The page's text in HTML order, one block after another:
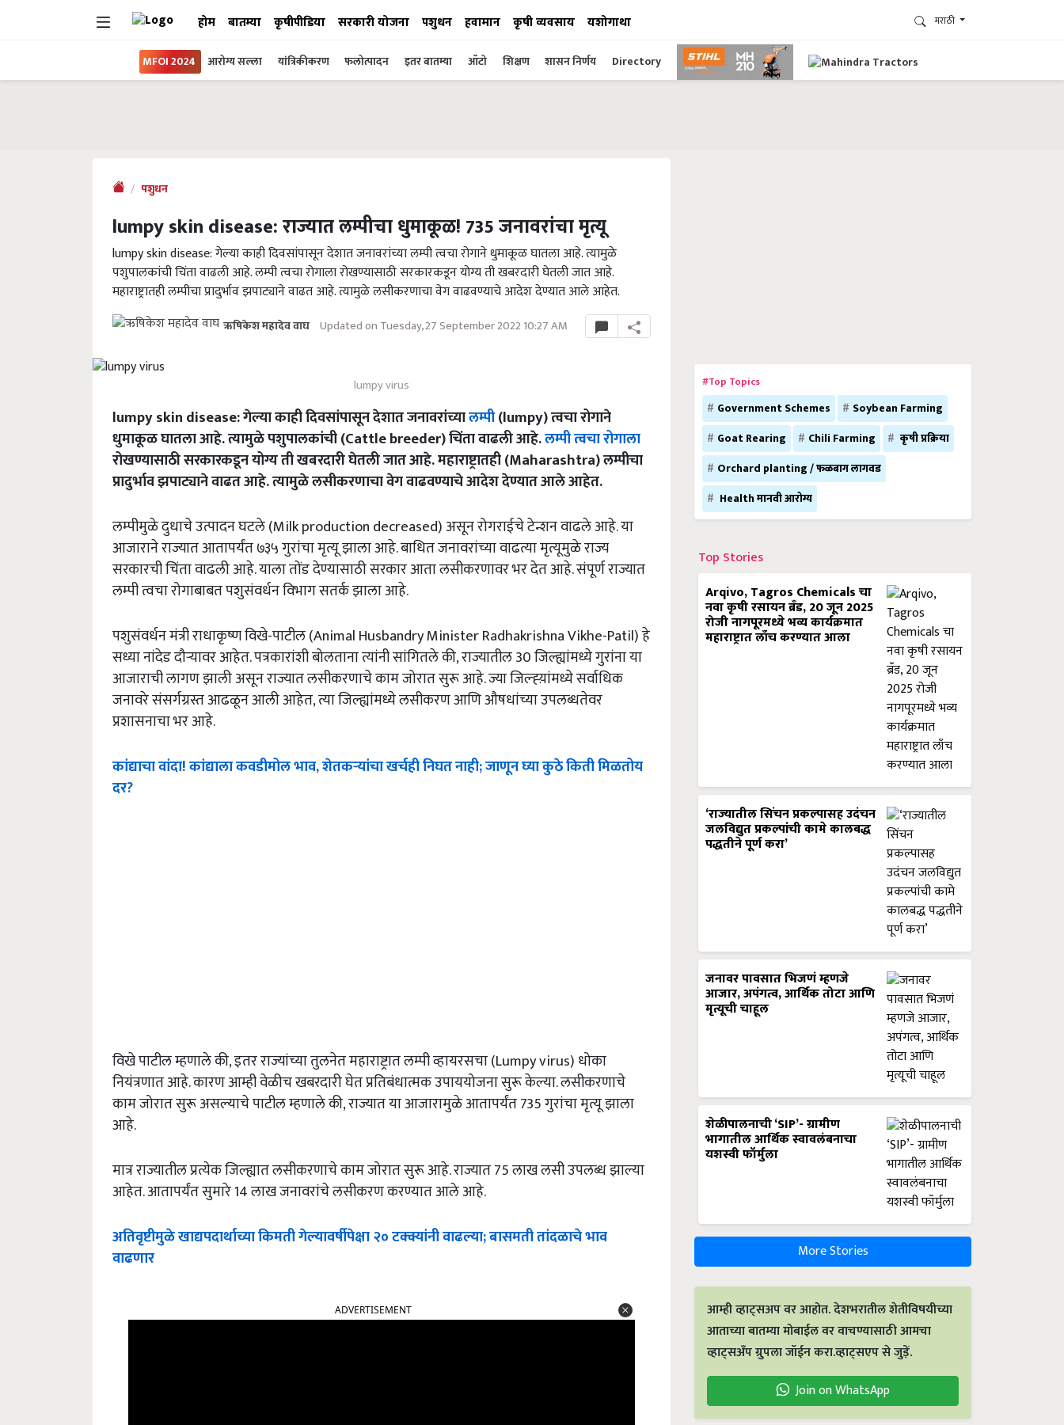
होम बातम्या कृषीपीडिया सरकारी योजना पशुधन हवामान कृषी व्यवसाय यशोगाथा मराठी
MFOI 2024 आरोग्य सल्ला यांत्रिकीकरण फलोत्पादन इतर बातम्या ऑटो शिक्षण शासन निर्णय Directory
पशुधन
lumpy skin disease: राज्यात लम्पीचा धुमाकूळ! 735 जनावरांचा मृत्यू
lumpy skin disease: गेल्या काही दिवसांपासून देशात जनावरांच्या लम्पी त्वचा रोगाने धुमाकूळ घातला आहे. त्यामुळे
पशुपालकांची चिंता वाढली आहे. लम्पी त्वचा रोगाला रोखण्यासाठी सरकारकडून योग्य ती खबरदारी घेतली जात आहे.
महाराष्ट्रातही लम्पीचा प्रादुर्भाव झपाट्याने वाढत आहे. त्यामुळे लसीकरणाचा वेग वाढवण्याचे आदेश देण्यात आले आहेत.
ऋषिकेश महादेव वाघ Updated on Tuesday, 27 September 2022 10:27 AM
lumpy virus
lumpy skin disease: गेल्या काही दिवसांपासून देशात जनावरांच्यालम्पी(lumpy) त्वचा रोगाने
धुमाकूळ घातला आहे. त्यामुळे पशुपालकांची (Cattle breeder) चिंता वाढली आहे.लम्पी त्वचा रोगाला
रोखण्यासाठी सरकारकडून योग्य ती खबरदारी घेतली जात आहे. महाराष्ट्रातही (Maharashtra) लम्पीचा
प्रादुर्भाव झपाट्याने वाढत आहे. त्यामुळे लसीकरणाचा वेग वाढवण्याचे आदेश देण्यात आले आहेत.
लम्पीमुळे दुधाचे उत्पादन घटले (Milk production decreased) असून रोगराईचे टेन्शन वाढले आहे. या
आजाराने राज्यात आतापर्यंत ७३५ गुरांचा मृत्यू झाला आहे. बाधित जनावरांच्या वाढत्या मृत्यूमुळे राज्य
सरकारची चिंता वाढली आहे. याला तोंड देण्यासाठी सरकार आता लसीकरणावर भर देत आहे. संपूर्ण राज्यात
लम्पी त्वचा रोगाबाबत पशुसंवर्धन विभाग सतर्क झाला आहे.
पशुसंवर्धन मंत्री राधाकृष्ण विखे-पाटील (Animal Husbandry Minister Radhakrishna Vikhe-Patil) हे
सध्या नांदेड दौऱ्यावर आहेत. पत्रकारांशी बोलताना त्यांनी सांगितले की, राज्यातील 30 जिल्ह्यांमध्ये गुरांना या
आजाराची लागण झाली असून राज्यात लसीकरणाचे काम जोरात सुरू आहे. ज्या जिल्ह्य़ांमध्ये सर्वाधिक
जनावरे संसर्गग्रस्त आढळून आली आहेत, त्या जिल्ह्यांमध्ये लसीकरण आणि औषधांच्या उपलब्धतेवर
प्रशासनाचा भर आहे.
कांद्याचा वांदा! कांद्याला कवडीमोल भाव, शेतकऱ्यांचा खर्चही निघत नाही; जाणून घ्या कुठे किती मिळतोय
दर?
विखे पाटील म्हणाले की, इतर राज्यांच्या तुलनेत महाराष्ट्रात लम्पी व्हायरसचा (Lumpy virus) धोका
नियंत्रणात आहे. कारण आम्ही वेळीच खबरदारी घेत प्रतिबंधात्मक उपाययोजना सुरू केल्या. लसीकरणाचे
काम जोरात सुरू असल्याचे पाटील म्हणाले की, राज्यात या आजारामुळे आतापर्यंत 735 गुरांचा मृत्यू झाला
आहे.
मात्र राज्यातील प्रत्येक जिल्ह्यात लसीकरणाचे काम जोरात सुरू आहे. राज्यात 75 लाख लसी उपलब्ध झाल्या
आहेत. आतापर्यंत सुमारे 14 लाख जनावरांचे लसीकरण करण्यात आले आहे.
अतिवृष्टीमुळे खाद्यपदार्थाच्या किमती गेल्यावर्षीपेक्षा २० टक्क्यांनी वाढल्या; बासमती तांदळाचे भाव
वाढणार
#Top Topics
Government Schemes
Soybean Farming
Goat Rearing
Chili Farming
कृषी प्रक्रिया
Orchard planting / फळबाग लागवड
Health मानवी आरोग्य
Top Stories
Arqivo, Tagros Chemicals चा
नवा कृषी रसायन ब्रँड, 20 जून 2025
रोजी नागपूरमध्ये भव्य कार्यक्रमात
महाराष्ट्रात लाँच करण्यात आला
‘राज्यातील सिंचन प्रकल्पासह उदंचन
जलविद्युत प्रकल्पांची कामे कालबद्ध
पद्धतीने पूर्ण करा’
जनावर पावसात भिजणं म्हणजे
आजार, अपंगत्व, आर्थिक तोटा आणि
मृत्यूची चाहूल
शेळीपालनाची ‘SIP’- ग्रामीण
भागातील आर्थिक स्वावलंबनाचा
यशस्वी फॉर्मुला
More Stories
आम्ही व्हाट्सअप वर आहोत. देशभरातील शेतीविषयीच्या
आताच्या बातम्या मोबाईल वर वाचण्यासाठी आमचा
व्हाट्सअँप ग्रुपला जॉईन करा.व्हाट्सएप से जुड़ें.
Join on WhatsApp